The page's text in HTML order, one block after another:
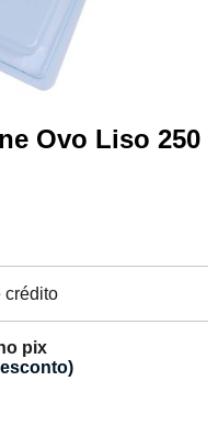
Ovo Liso 250
crédito
pix